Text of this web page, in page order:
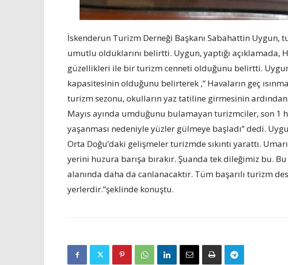
İskenderun Turizm Derneği Başkanı Sabahattin Uygun,
umutlu olduklarını belirtti. Uygun, yaptığı açıklamada,
güzellikleri ile bir turizm cenneti olduğunu belirtti.
kapasitesinin olduğunu belirterek ,” Havaların geç
turizm sezonu, okulların yaz tatiline girmesinin
Mayıs ayında umduğunu bulamayan turizmciler, son 1
yaşanması nedeniyle yüzler gülmeye başladı” dedi.
Orta Doğu’daki gelişmeler turizmde sıkıntı yarattı.
yerini huzura barışa bırakır. Şuanda tek dileğimiz bu.
alanında daha da canlanacaktır. Tüm başarılı turizm
yerlerdir.”şeklinde konuştu.